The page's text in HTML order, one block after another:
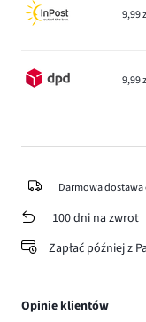
9,99
9,99
Darmowa dostawa
100 dni na zwrot
Zapłać później z
Opinie klientów